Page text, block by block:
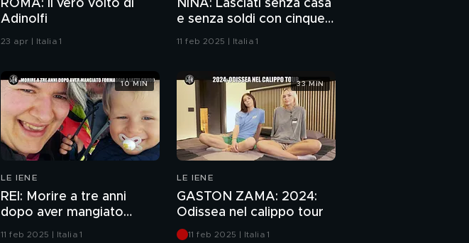
Shiva: dai domiciliari
alla libertà
basket
"Questa la so!": Chi è il
più alto?
"Questa la so!": Qual è
ROMA: Il vero volto di
Adinolfi
23 apr | Italia 1
NINA: Lasciati senza casa
e senza soldi con cinque
11 feb 2025 | Italia 1
LE IENE
REI: Morire a tre anni
dopo aver mangiato
formaggio a latte crudo
11 feb 2025 | Italia 1
10 MIN
LE IENE
GASTON ZAMA: 2024:
Odissea nel calippo tour
11 feb 2025 | Italia 1
33 MIN